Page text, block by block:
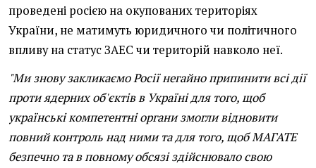
проведені росією на окупованих територіях
України, не матимуть юридичного чи політичного
впливу на статус ЗАЕС чи територій навколо неї.
"Ми знову закликаємо Росії негайно припинити всі дії
проти ядерних об'єктів в Україні для того, щоб
українські компетентні органи змогли відновити
повний контроль над ними та для того, щоб МАГАТЕ
безпечно та в повному обсязі здійснювало свою